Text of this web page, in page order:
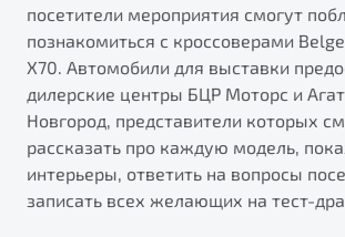
Элегантный и практичный седан
от 1 699 990 ₽*
Обзор В наличии
X70
Узнайте о специальных выгодах при
автомобиля Belgee
Подробно
Будьте еще более уверены на дорогах с
посетители мероприятия смогут
познакомиться с кроссоверами
X70. Автомобили для выставки
дилерские центры БЦР Моторс и
Новгород, представители которых
рассказать про каждую модель,
интерьеры, ответить на вопросы
записать всех желающих на тест-